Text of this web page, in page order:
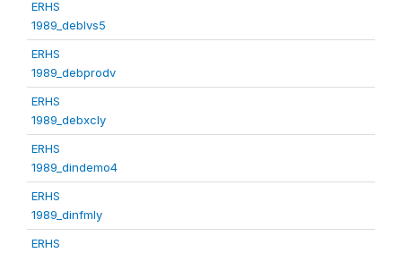
ERHS
1989_deblvs5
ERHS
1989_debprodv
ERHS
1989_debxcly
ERHS
1989_dindemo4
ERHS
1989_dinfmly
ERHS